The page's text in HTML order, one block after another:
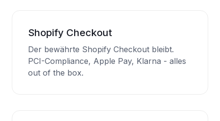
Shopify Checkout
Der bewährte Shopify Checkout bleibt.
PCI-Compliance, Apple Pay, Klarna - alles
out of the box.